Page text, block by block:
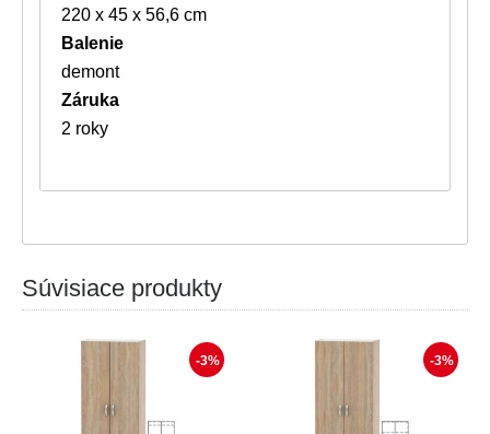
220 x 45 x 56,6 cm
Balenie
demont
Záruka
2 roky
Súvisiace produkty
-3% -3%